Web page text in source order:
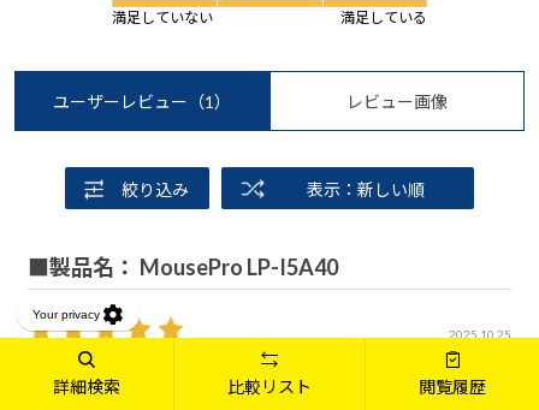
満足していない
満足している
ユーザーレビュー （1） レビュー画像
絞り込み 表示：新しい順
■製品名： MousePro LP-I5A40
2025.10.25
OS：Windows 11 Pro 64ビット
詳細検索 比較リスト 閲覧履歴